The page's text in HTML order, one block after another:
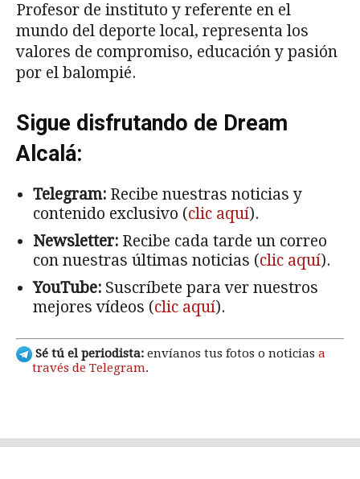
Profesor de instituto y referente en el
mundo del deporte local, representa los
valores de compromiso, educación y pasión
por el balompié.
Sigue disfrutando de Dream
Alcalá:
Telegram: Recibe nuestras noticias y
contenido exclusivo (clic aquí).
Newsletter: Recibe cada tarde un correo
con nuestras últimas noticias (clic aquí).
YouTube: Suscríbete para ver nuestros
mejores vídeos (clic aquí).
Sé tú el periodista: envíanos tus fotos o noticias a
través de Telegram.